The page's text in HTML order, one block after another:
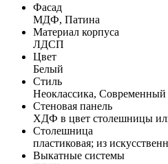
Фасад
МДФ, Патина
Материал корпуса
ЛДСП
Цвет
Белый
Стиль
Неоклассика, Современный
Стеновая панель
ХДФ в цвет столешницы
Столешница
пластиковая; из
Выкатные системы